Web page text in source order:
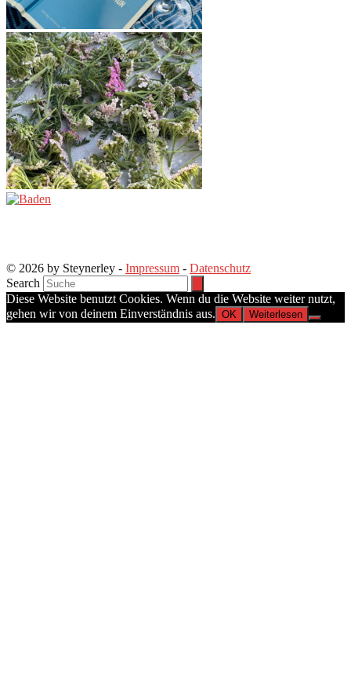
© 2026 by Steynerley - Impressum - Datenschutz
Search
Diese Website benutzt Cookies. Wenn du die Website weiter nutzt,
gehen wir von deinem Einverständnis aus. OK Weiterlesen